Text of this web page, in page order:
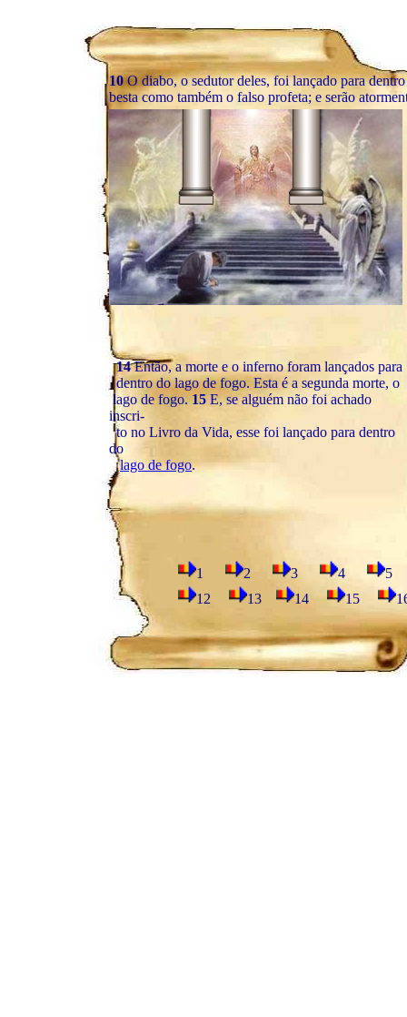
10O diabo, o sedutor deles, foi lançado para
besta como também o falso profeta; e serão
14Então, a morte e o inferno foram lançados para
dentro do lago de fogo. Esta é a segunda morte, o
lago de fogo.15E, se alguém não foi achado
inscri-
to no Livro da Vida, esse foi lançado para dentro
do
lago de fogo.
1 2 3 4
12
13 14 15